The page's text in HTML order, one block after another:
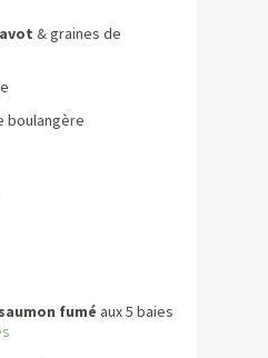
& graines de
boulangère
:
fumé aux 5 baies